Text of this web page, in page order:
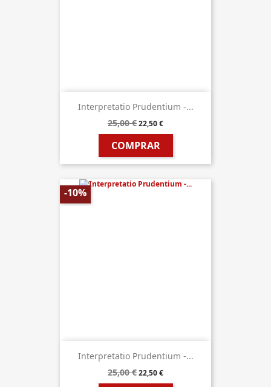
Interpretatio Prudentium -...
25,00 €22,50 €
COMPRAR
Interpretatio Prudentium -...
25,00 €22,50 €
-10%